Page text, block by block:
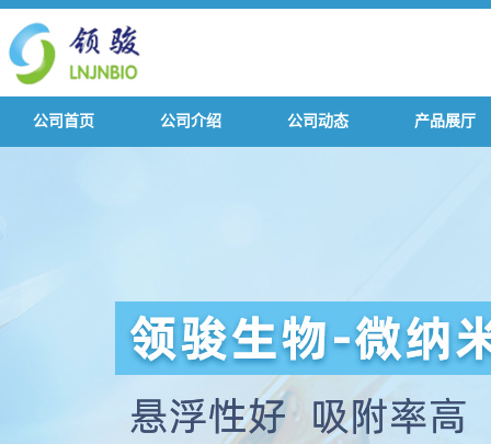
公司首页 公司介绍 公司动态 产品展厅